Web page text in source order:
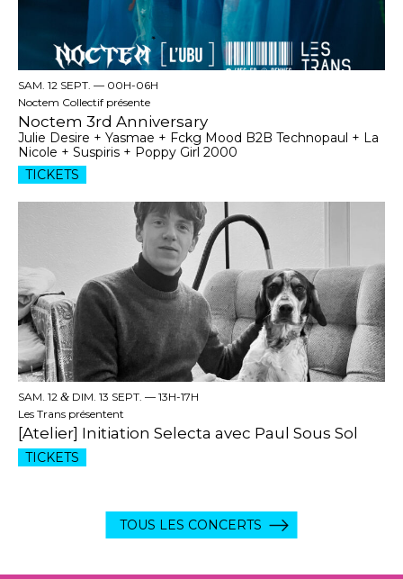
SAM. 12 SEPT. — 00H-06H
Noctem Collectif présente
Noctem 3rd Anniversary
Julie Desire + Yasmae + Fckg Mood B2B Technopaul + La
Nicole + Suspiris + Poppy Girl 2000
TICKETS
SAM. 12 & DIM. 13 SEPT. — 13H-17H
Les Trans présentent
[Atelier] Initiation Selecta avec Paul Sous Sol
TICKETS
TOUS LES CONCERTS